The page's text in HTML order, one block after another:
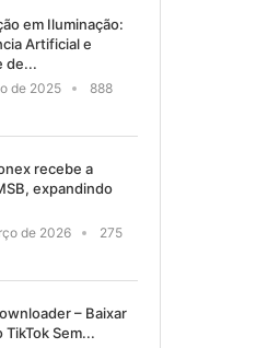
em Iluminação:
Artificial e
de...
de 2025
888
recebe a
expandindo
de 2026
275
– Baixar
TikTok Sem...